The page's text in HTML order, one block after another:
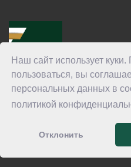
Наш сайт использует
пользоваться, вы
персональных данных в
политикой
Отклонить